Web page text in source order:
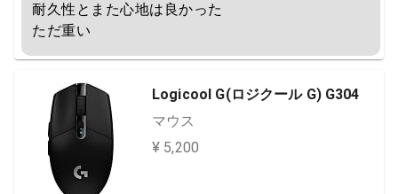
耐久性とまた心地は良かった
ただ重い
Logicool G(ロジクール G) G304
マウス
¥ 5,200